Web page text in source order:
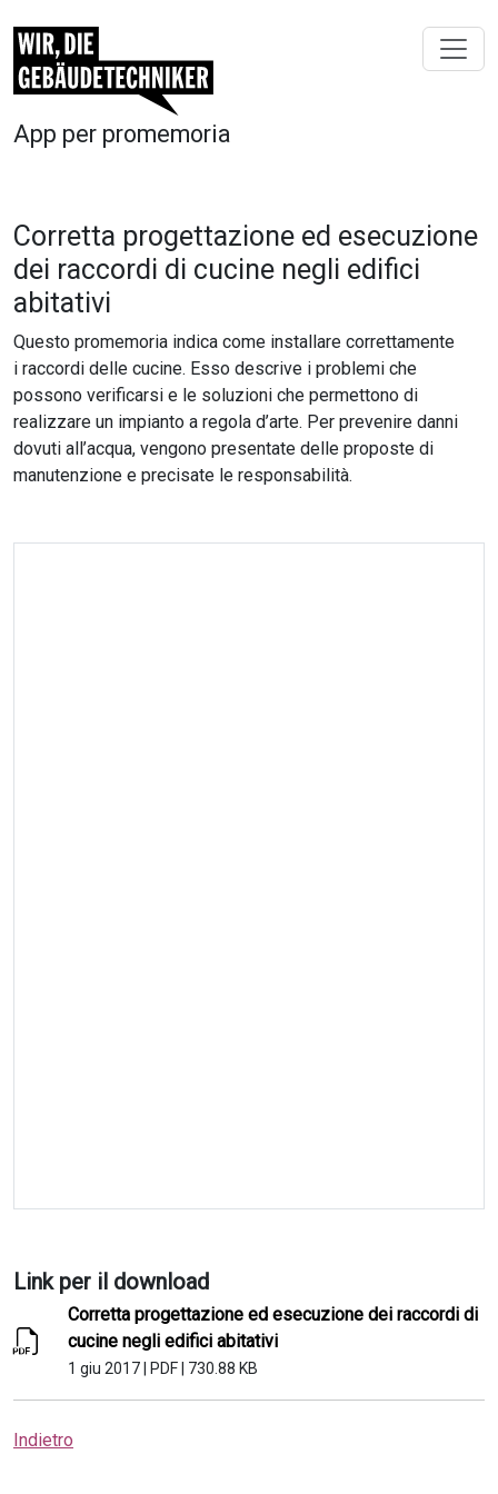
App per promemoria
Corretta progettazione ed esecuzione
dei raccordi di cucine negli edifici
abitativi
Questo promemoria indica come installare correttamente
i raccordi delle cucine. Esso descrive i problemi che
possono verificarsi e le soluzioni che permettono di
realizzare un impianto a regola d’arte. Per prevenire danni
dovuti all’acqua, vengono presentate delle proposte di
manutenzione e precisate le responsabilità.
Link per il download
Corretta progettazione ed esecuzione dei raccordi di
cucine negli edifici abitativi
1 giu 2017 PDF 730.88 KB
Indietro